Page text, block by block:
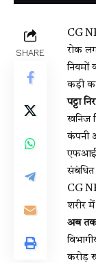
SHARE
CG
रोक
कड़ी
पट्टा
खनिज
कंपनी
संबंधित
CG
शरीर
अब तक
करोड़